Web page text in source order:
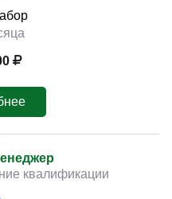
квалификации